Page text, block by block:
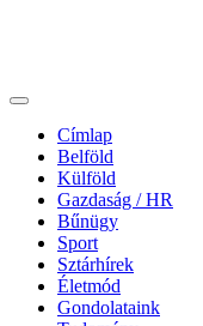
Címlap
Belföld
Külföld
Gazdaság / HR
Bűnügy
Sport
Sztárhírek
Életmód
Gondolataink